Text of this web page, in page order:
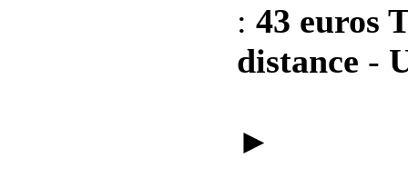
: 43 euros
distance -
►